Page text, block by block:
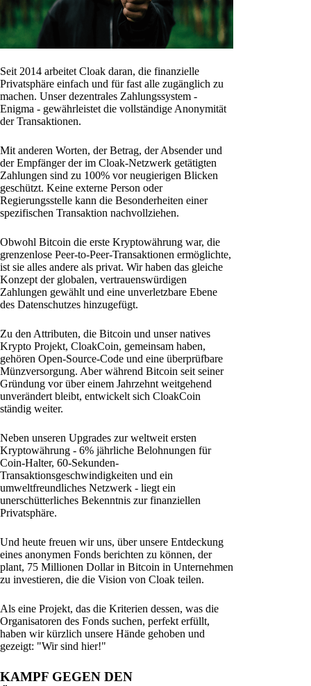
Seit 2014 arbeitet Cloak daran, die finanzielle
Privatsphäre einfach und für fast alle zugänglich zu
machen. Unser dezentrales Zahlungssystem -
Enigma - gewährleistet die vollständige Anonymität
der Transaktionen.
Mit anderen Worten, der Betrag, der Absender und
der Empfänger der im Cloak-Netzwerk getätigten
Zahlungen sind zu 100% vor neugierigen Blicken
geschützt. Keine externe Person oder
Regierungsstelle kann die Besonderheiten einer
spezifischen Transaktion nachvollziehen.
Obwohl Bitcoin die erste Kryptowährung war, die
grenzenlose Peer-to-Peer-Transaktionen ermöglichte,
ist sie alles andere als privat. Wir haben das gleiche
Konzept der globalen, vertrauenswürdigen
Zahlungen gewählt und eine unverletzbare Ebene
des Datenschutzes hinzugefügt.
Zu den Attributen, die Bitcoin und unser natives
Krypto Projekt, CloakCoin, gemeinsam haben,
gehören Open-Source-Code und eine überprüfbare
Münzversorgung. Aber während Bitcoin seit seiner
Gründung vor über einem Jahrzehnt weitgehend
unverändert bleibt, entwickelt sich CloakCoin
ständig weiter.
Neben unseren Upgrades zur weltweit ersten
Kryptowährung - 6% jährliche Belohnungen für
Coin-Halter, 60-Sekunden-
Transaktionsgeschwindigkeiten und ein
umweltfreundliches Netzwerk - liegt ein
unerschütterliches Bekenntnis zur finanziellen
Privatsphäre.
Und heute freuen wir uns, über unsere Entdeckung
eines anonymen Fonds berichten zu können, der
plant, 75 Millionen Dollar in Bitcoin in Unternehmen
zu investieren, die die Vision von Cloak teilen.
Als eine Projekt, das die Kriterien dessen, was die
Organisatoren des Fonds suchen, perfekt erfüllt,
haben wir kürzlich unsere Hände gehoben und
gezeigt: "Wir sind hier!"
KAMPF GEGEN DEN